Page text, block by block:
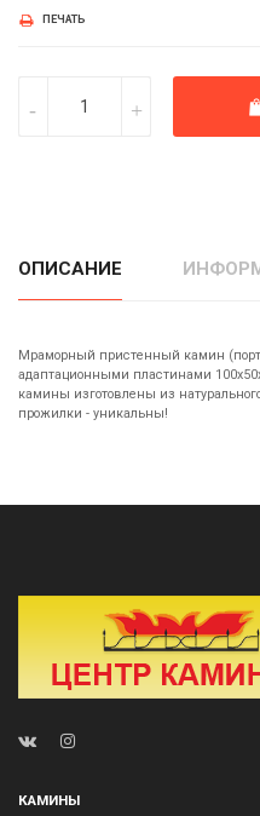
ПЕЧАТЬ
ОПИСАНИЕ
Мраморный пристенный камин
адаптационными пластинами
камины изготовлены из
прожилки - уникальны!
КАМИНЫ